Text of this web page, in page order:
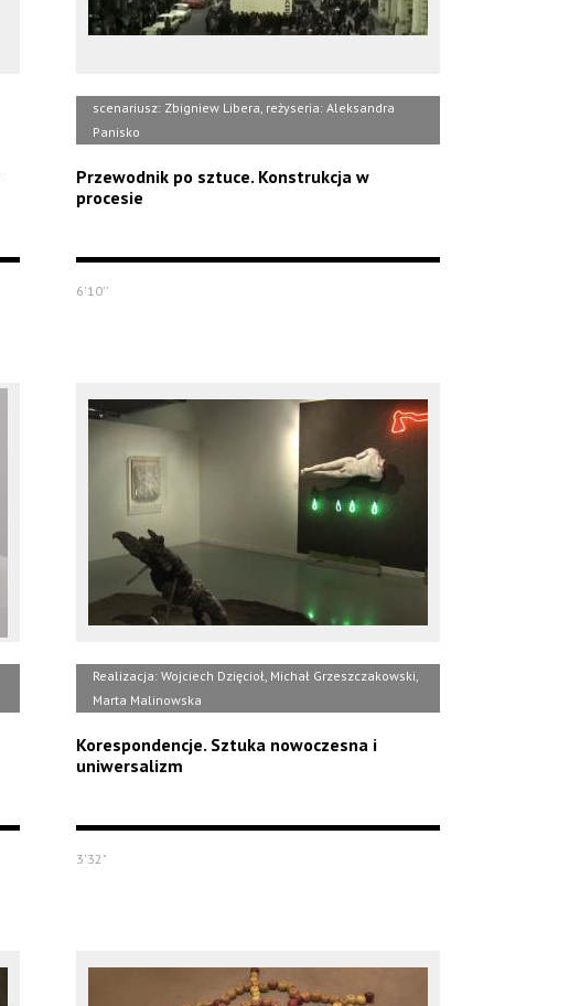
scenariusz: Zbigniew Libera, reżyseria: Aleksandra
Panisko
Przewodnik po sztuce. Konstrukcja w
procesie
6'10''
Realizacja: Wojciech Dzięcioł, Michał Grzeszczakowski,
Marta Malinowska
Korespondencje. Sztuka nowoczesna i
uniwersalizm
3'32"